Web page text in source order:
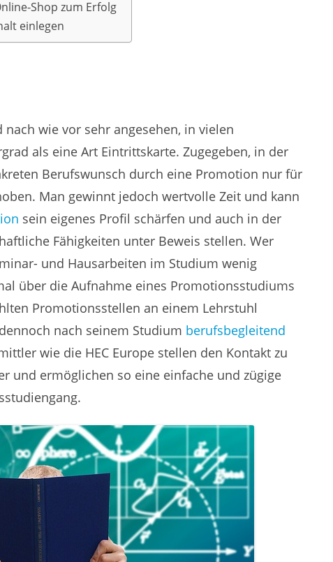
Shop zum Erfolg
einlegen
wie vor sehr angesehen, in vielen
als eine Art Eintrittskarte. Zugegeben, in der
Berufswunsch durch eine Promotion nur für
Man gewinnt jedoch wertvolle Zeit und kann
sein eigenes Profil schärfen und auch in der
Fähigkeiten unter Beweis stellen. Wer
und Hausarbeiten im Studium wenig
über die Aufnahme eines Promotionsstudiums
Promotionsstellen an einem Lehrstuhl
nach seinem Studium berufsbegleitend
wie die HEC Europe stellen den Kontakt zu
und ermöglichen so eine einfache und zügige